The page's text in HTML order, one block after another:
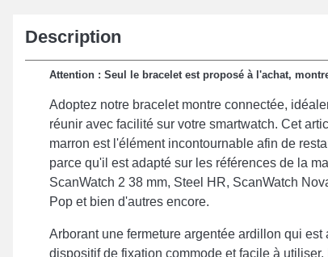
Description
Attention : Seul le bracelet est proposé à l'achat,
Adoptez notre bracelet montre connectée,
réunir avec facilité sur votre smartwatch. Cet
marron est l'élément incontournable afin de
parce qu'il est adapté sur les références de la
ScanWatch 2 38 mm, Steel HR, ScanWatch
Pop et bien d'autres encore.
Arborant une fermeture argentée ardillon qui est
dispositif de fixation commode et facile à